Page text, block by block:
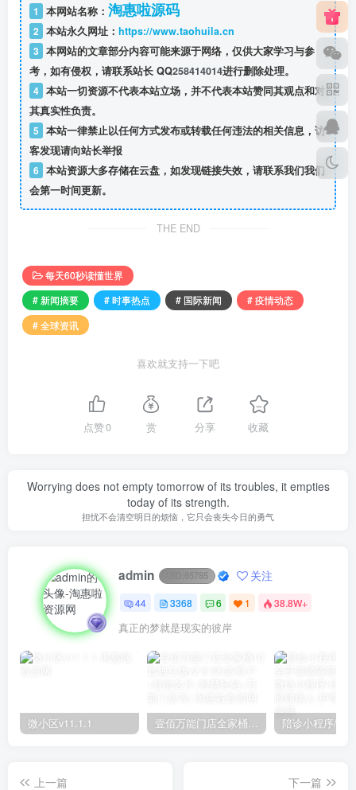
1 本网站名称： 淘惠啦源码
2 本站永久网址： https://www.taohuila.cn
3 本网站的文章部分内容可能来源于网络，仅供大家学习与参
考，如有侵权，请联系站长 QQ258414014进行删除处理。
4 本站一切资源不代表本站立场，并不代表本站赞同其观点和对
其真实性负责。
5 本站一律禁止以任何方式发布或转载任何违法的相关信息，访
客发现请向站长举报
6 本站资源大多存储在云盘，如发现链接失效，请联系我们我们
会第一时间更新。
THE END
每天60秒读懂世界
# 新闻摘要
# 时事热点 # 国际新闻
# 疫情动态
# 全球资讯
喜欢就支持一下吧
点赞0 赏 分享 收藏
Worrying does not empty tomorrow of its troubles, it empties
today of its strength.
担忧不会清空明日的烦恼，它只会丧失今日的勇气
admin 65785 关注
44 3368 6 1 38.8W+
真正的梦就是现实的彼岸
微小区v11.1.1 壹佰万能门店全家桶10套独立版v2.6.68(​多商户+智能名片+智慧轻站+万能门店等)
上一篇
下一篇